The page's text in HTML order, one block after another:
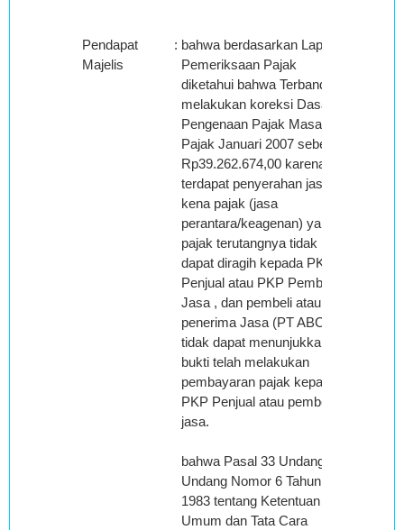
Pendapat
Majelis
: bahwa berdasarkan Laporan
Pemeriksaan Pajak
diketahui bahwa Terbanding
melakukan koreksi Dasar
Pengenaan Pajak Masa
Pajak Januari 2007 sebesar
Rp39.262.674,00 karena
terdapat penyerahan jasa
kena pajak (jasa
perantara/keagenan) yang
pajak terutangnya tidak
dapat diragih kepada PKP
Penjual atau PKP Pemberi
Jasa , dan pembeli atau
penerima Jasa (PT ABC
tidak dapat menunjukkan
bukti telah melakukan
pembayaran pajak kepada
PKP Penjual atau pemberi
jasa.
bahwa Pasal 33 Undang-
Undang Nomor 6 Tahun
1983 tentang Ketentuan
Umum dan Tata Cara